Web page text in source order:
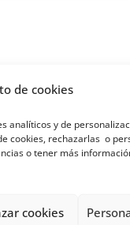
de cookies
analíticos y de
cookies, rechazarlas o
o tener más
cookies